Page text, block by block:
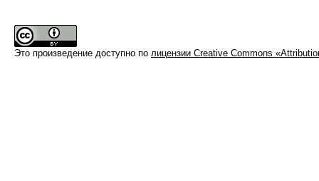
Это произведение доступно по лицензии Creative Commons